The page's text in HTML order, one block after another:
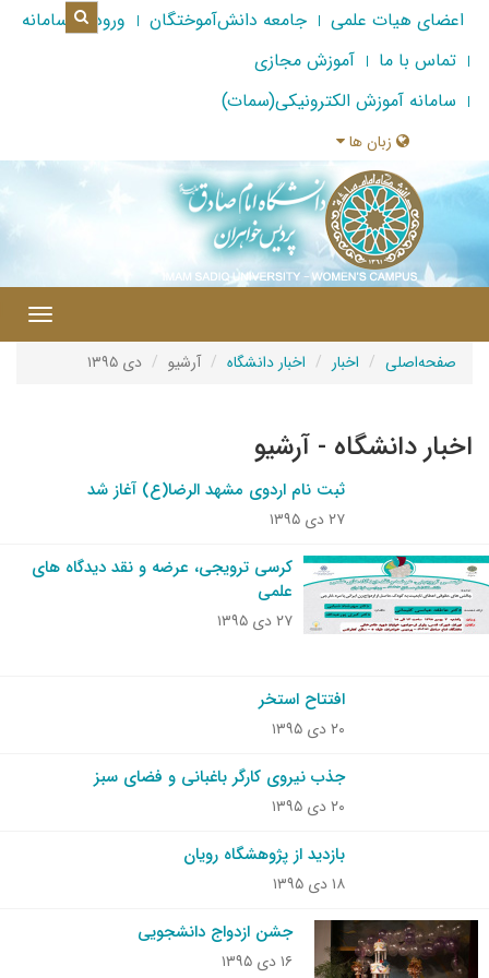
اعضای هیات علمی جامعه دانش‌آموختگان
ورود به سامانه
تماس با ما
آموزش مجازی
سامانه آموزش الکترونیکی(سمات)
زبان ها
صفحه‌اصلی اخبار اخبار دانشگاه آرشیو دی ۱۳۹۵
اخبار دانشگاه - آرشیو
ثبت نام اردوی مشهد الرضا(ع) آغاز شد
۲۷ دی ۱۳۹۵
کرسی ترویجی، عرضه و نقد دیدگاه های
علمی
۲۷ دی ۱۳۹۵
افتتاح استخر
۲۰ دی ۱۳۹۵
جذب نیروی کارگر باغبانی و فضای سبز
۲۰ دی ۱۳۹۵
بازدید از پژوهشگاه رویان
۱۸ دی ۱۳۹۵
جشن ازدواج دانشجویی
۱۶ دی ۱۳۹۵